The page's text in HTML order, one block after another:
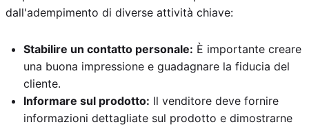
dall'adempimento di diverse attività chiave:
Stabilire un contatto personale: È importante creare
una buona impressione e guadagnare la fiducia del
cliente.
Informare sul prodotto: Il venditore deve fornire
informazioni dettagliate sul prodotto e dimostrarne